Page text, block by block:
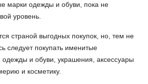
марки одежды и обуви, пока не
уровень.
страной выгодных покупок, но, тем не
следует покупать именитые
и обуви, украшения, аксессуары
и косметику.